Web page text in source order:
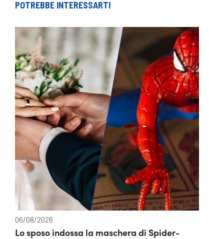
POTREBBE INTERESSARTI
06/08/2026
Lo sposo indossa la maschera di Spider-